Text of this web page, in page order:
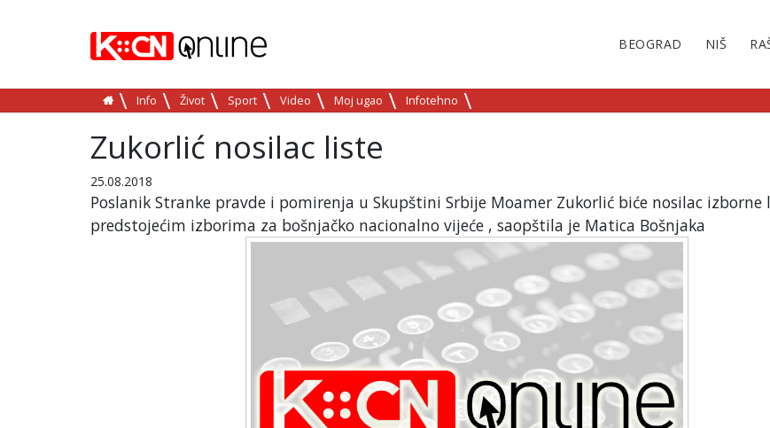
BEOGRAD NIŠ
Info Život Sport Video Moj ugao Infotehno
Zukorlić nosilac liste
25.08.2018
Poslanik Stranke pravde i pomirenja u Skupštini Srbije Moamer Zukorlić biće nosilac izborne
predstojećim izborima za bošnjačko nacionalno vijeće , saopštila je Matica Bošnjaka